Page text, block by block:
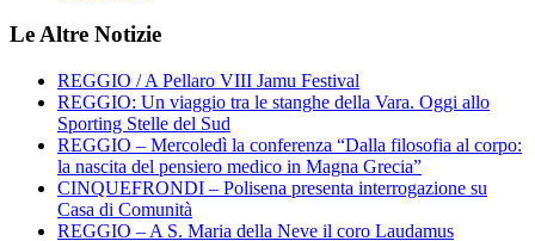
Le Altre Notizie
REGGIO / A Pellaro VIII Jamu Festival
REGGIO: Un viaggio tra le stanghe della Vara. Oggi allo
Sporting Stelle del Sud
REGGIO – Mercoledì la conferenza “Dalla filosofia al corpo:
la nascita del pensiero medico in Magna Grecia”
CINQUEFRONDI – Polisena presenta interrogazione su
Casa di Comunità
REGGIO – A S. Maria della Neve il coro Laudamus